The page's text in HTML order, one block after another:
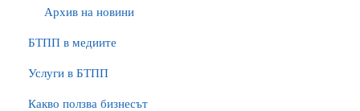
Архив на новини
БTПП в медиите
Услуги в БТПП
Какво ползва бизнесът